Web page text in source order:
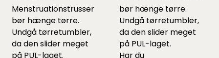
Menstruationstrusser
bør hænge tørre.
Undgå tørretumbler,
da den slider meget
på PUL-laget.
bør hænge tørre.
Undgå tørretumbler,
da den slider meget
på PUL-laget.
Har du